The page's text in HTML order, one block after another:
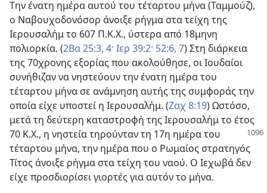
Την ένατη ημέρα αυτού του τέταρτου μήνα (Ταμμούζ),
ο Ναβουχοδονόσορ άνοιξε ρήγμα στα τείχη της
Ιερουσαλήμ το 607 Π.Κ.Χ., ύστερα από 18μηνη
πολιορκία. (2Βα 25:3, 4· Ιερ 39:2· 52:6, 7) Στη διάρκεια
της 70χρονης εξορίας που ακολούθησε, οι Ιουδαίοι
συνήθιζαν να νηστεύουν την ένατη ημέρα του
τέταρτου μήνα σε ανάμνηση αυτής της συμφοράς την
οποία είχε υποστεί η Ιερουσαλήμ. (Ζαχ 8:19) Ωστόσο,
μετά τη δεύτερη καταστροφή της Ιερουσαλήμ το έτος
70 Κ.Χ., η νηστείατηρούνταν τη 17η ημέρα του
τέταρτου μήνα, την ημέρα που ο Ρωμαίος στρατηγός
Τίτος άνοιξε ρήγμα στα τείχη του ναού. Ο Ιεχωβά δεν
είχε προσδιορίσει γιορτές για αυτόν το μήνα.